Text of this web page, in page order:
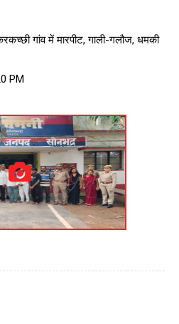
गांव में मारपीट, गाली-गलौज, धमकी
PM